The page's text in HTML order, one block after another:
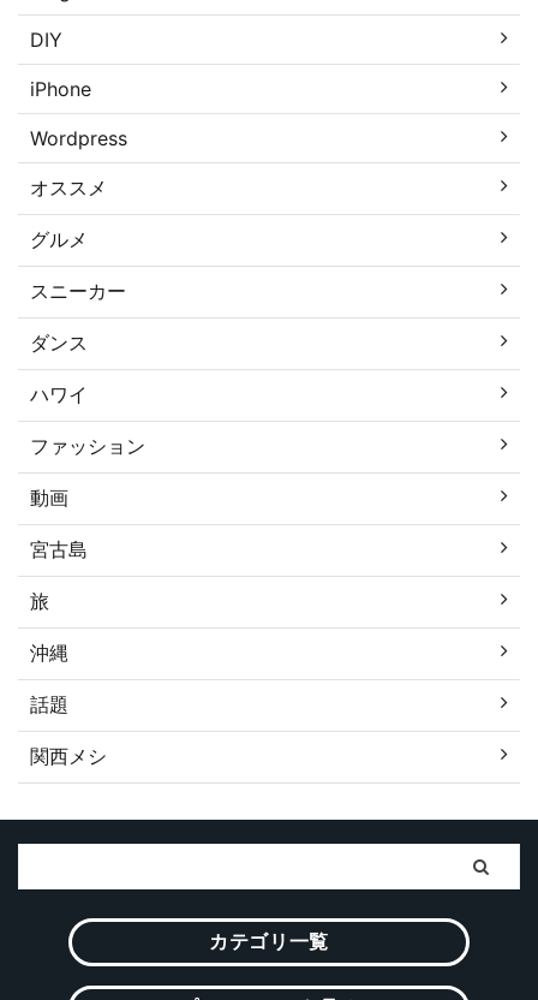
DIY
iPhone
Wordpress
オススメ
グルメ
スニーカー
ダンス
ハワイ
ファッション
動画
宮古島
旅
沖縄
話題
関西メシ
カテゴリ一覧